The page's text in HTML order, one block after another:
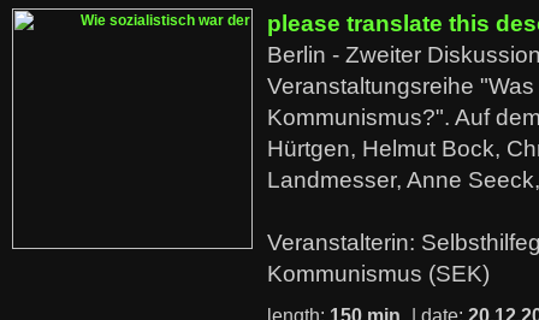
please translate this
Berlin - Zweiter
Veranstaltungsreihe "Was
Kommunismus?". Auf
Hürtgen, Helmut Bock,
Landmesser, Anne
Veranstalterin:
Kommunismus (SEK)
length: 150 min | date: